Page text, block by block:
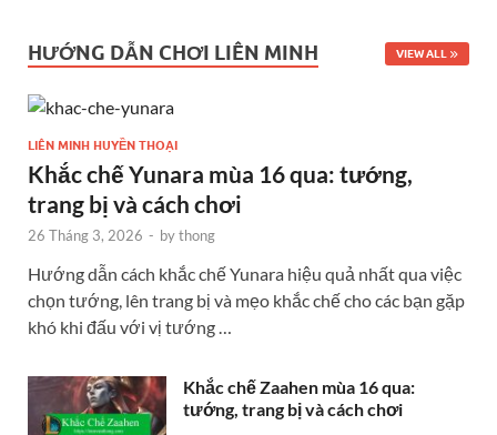
HƯỚNG DẪN CHƠI LIÊN MINH VIEW ALL
LIÊN MINH HUYỀN THOẠI
Khắc chế Yunara mùa 16 qua: tướng,
trang bị và cách chơi
26 Tháng 3, 2026 - bythong
Hướng dẫn cách khắc chế Yunara hiệu quả nhất qua việc
chọn tướng, lên trang bị và mẹo khắc chế cho các bạn gặp
khó khi đấu với vị tướng …
Khắc chế Zaahen mùa 16 qua:
tướng, trang bị và cách chơi